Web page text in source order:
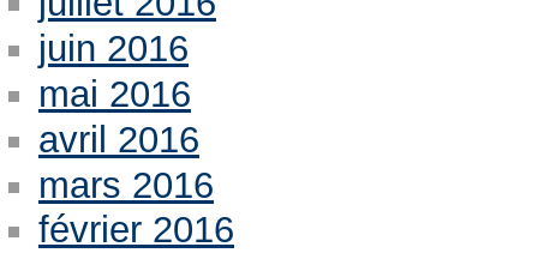
juin 2016
mai 2016
avril 2016
mars 2016
février 2016